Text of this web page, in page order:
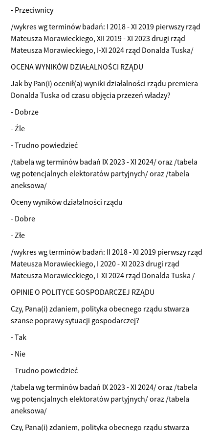
- Przeciwnicy
/wykres wg terminów badań: I 2018 - XI 2019 pierwszy rząd
Mateusza Morawieckiego, XII 2019 - XI 2023 drugi rząd
Mateusza Morawieckiego, I-XI 2024 rząd Donalda Tuska/
OCENA WYNIKÓW DZIAŁALNOŚCI RZĄDU
Jak by Pan(i) ocenił(a) wyniki działalności rządu premiera
Donalda Tuska od czasu objęcia przezeń władzy?
- Dobrze
- Źle
- Trudno powiedzieć
/tabela wg terminów badań IX 2023 - XI 2024/ oraz /tabela
wg potencjalnych elektoratów partyjnych/ oraz /tabela
aneksowa/
Oceny wyników działalności rządu
- Dobre
- Złe
/wykres wg terminów badań: II 2018 - XI 2019 pierwszy rząd
Mateusza Morawieckiego, I 2020 - XI 2023 drugi rząd
Mateusza Morawieckiego, I-XI 2024 rząd Donalda Tuska /
OPINIE O POLITYCE GOSPODARCZEJ RZĄDU
Czy, Pana(i) zdaniem, polityka obecnego rządu stwarza
szanse poprawy sytuacji gospodarczej?
- Tak
- Nie
- Trudno powiedzieć
/tabela wg terminów badań IX 2023 - XI 2024/ oraz /tabela
wg potencjalnych elektoratów partyjnych/ oraz /tabela
aneksowa/
Czy, Pana(i) zdaniem, polityka obecnego rządu stwarza